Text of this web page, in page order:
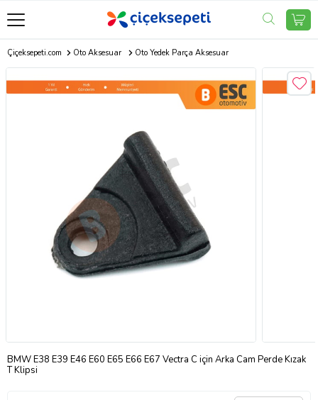
Çiçeksepeti.com Oto Aksesuar Oto Yedek Parça Aksesuar
BMW E38 E39 E46 E60 E65 E66 E67 Vectra C için Arka Cam Perde Kızak
T Klipsi